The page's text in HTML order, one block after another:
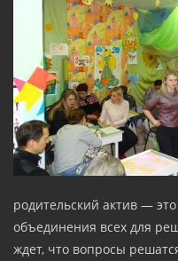
родительский актив —
объединения всех для
ждет, что вопросы